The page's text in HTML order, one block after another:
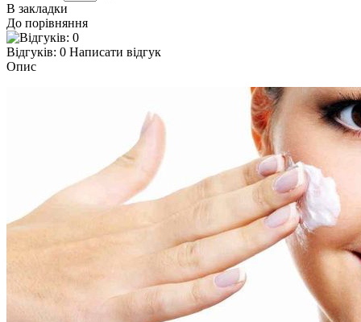
В закладки
До порівняння
Відгуків: 0 Написати відгук
Опис